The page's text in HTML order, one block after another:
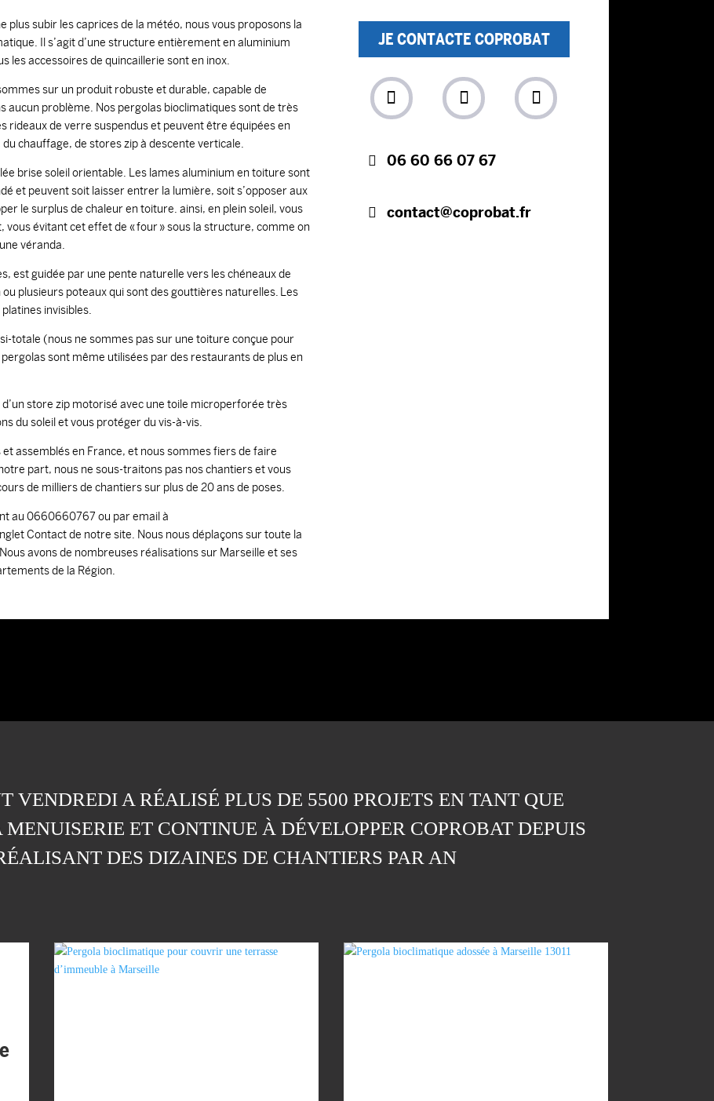
plus subir les caprices de la météo, nous vous proposons la
Il s’agit d’une structure entièrement en aluminium
les accessoires de quincaillerie sont en inox.
sur un produit robuste et durable, capable de
aucun problème. Nos pergolas bioclimatiques sont de très
rideaux de verre suspendus et peuvent être équipées en
chauffage, de stores zip à descente verticale.
brise soleil orientable. Les lames aluminium en toiture sont
et peuvent soit laisser entrer la lumière, soit s’opposer aux
le surplus de chaleur en toiture. ainsi, en plein soleil, vous
évitant cet effet de « four » sous la structure, comme on
véranda.
est guidée par une pente naturelle vers les chéneaux de
ou plusieurs poteaux qui sont des gouttières naturelles. Les
invisibles.
totale (nous ne sommes pas sur une toiture conçue pour
sont même utilisées par des restaurants de plus en
store zip motorisé avec une toile microperforée très
du soleil et vous protéger du vis-à-vis.
assemblés en France, et nous sommes fiers de faire
part, nous ne sous-traitons pas nos chantiers et vous
de milliers de chantiers sur plus de 20 ans de poses.
au 0660660767 ou par email à
Contact de notre site. Nous nous déplaçons sur toute la
avons de nombreuses réalisations sur Marseille et ses
de la Région.
JE CONTACTE COPROBAT
06 60 66 07 67
contact@coprobat.fr
VENDREDI A RÉALISÉ PLUS DE 5500 PROJETS EN TANT QUE
ET CONTINUE À DÉVELOPPER COPROBAT DEPUIS
DES DIZAINES DE CHANTIERS PAR AN